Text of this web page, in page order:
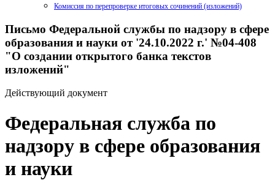
Комиссия по перепроверке итоговых сочинений (изложений)
Письмо Федеральной службы по надзору в сфере
образования и науки от '24.10.2022 г.' №04-408
"О создании открытого банка текстов
изложений"
Действующий документ
Федеральная служба по
надзору в сфере образования
и науки